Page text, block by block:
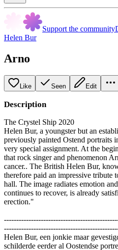
Support the community
Helen Bur
Arno
Like Seen Edit
Description
The Crystel Ship 2020
Helen Bur, a youngster but an
previously painted Ostend portraits
very special assignment. At the
that rock singer and phenomenon
cancer.. The British Helen Bur,
therefore paid an impressive tribute
hall. The image radiates emotion
continues to recover, is already
erection."
Helen Bur, een jonkie maar
schilderde eerder al Oostendse